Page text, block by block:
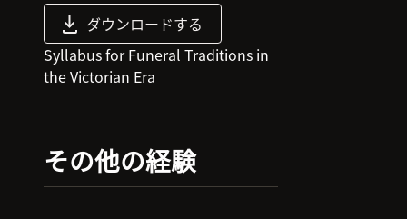
At the beginning of this session,
you will receive a Victorian-style
“funeral invitation”. During the
presentation, your identity will be
florist, “sin eater”, grave robber, or
someone else.
ダウンロードする
Syllabus for Funeral Traditions in
the Victorian Era
その他の経験